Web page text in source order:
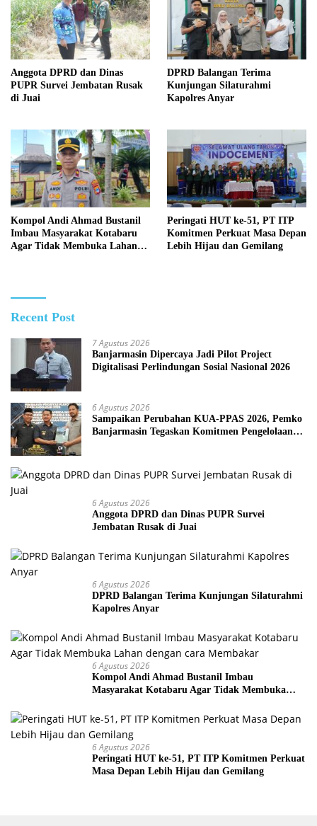
Anggota DPRD dan Dinas
PUPR Survei Jembatan Rusak
di Juai
DPRD Balangan Terima
Kunjungan Silaturahmi
Kapolres Anyar
Kompol Andi Ahmad Bustanil
Imbau Masyarakat Kotabaru
Agar Tidak Membuka Lahan
Peringati HUT ke-51, PT ITP
Komitmen Perkuat Masa Depan
Lebih Hijau dan Gemilang
Recent Post
7 Agustus 2026
Banjarmasin Dipercaya Jadi Pilot Project
Digitalisasi Perlindungan Sosial Nasional 2026
6 Agustus 2026
Sampaikan Perubahan KUA-PPAS 2026, Pemko
Banjarmasin Tegaskan Komitmen Pengelolaan
6 Agustus 2026
Anggota DPRD dan Dinas PUPR Survei
Jembatan Rusak di Juai
6 Agustus 2026
DPRD Balangan Terima Kunjungan Silaturahmi
Kapolres Anyar
6 Agustus 2026
Kompol Andi Ahmad Bustanil Imbau
Masyarakat Kotabaru Agar Tidak Membuka
6 Agustus 2026
Peringati HUT ke-51, PT ITP Komitmen Perkuat
Masa Depan Lebih Hijau dan Gemilang